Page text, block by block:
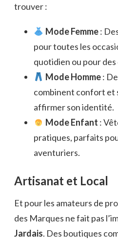
trouver :
Mode Femme:
pour toutes les
quotidien ou pour
Mode Homme:
combinent confort et
affirmer son identité.
Mode Enfant :
pratiques, parfaits
aventuriers.
Artisanat et Local
Et pour les amateurs de
des Marques ne fait pas
Jardais. Des boutiques